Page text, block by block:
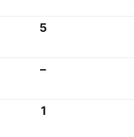
5
–
1